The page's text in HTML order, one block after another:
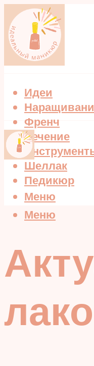
Идеи
Френч
Лечение
Шеллак
Педикюр
Меню
Меню